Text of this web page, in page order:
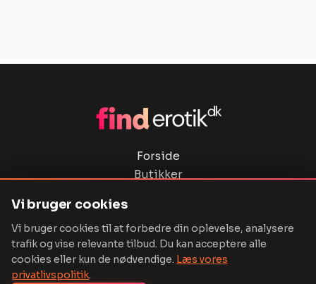
Forside
Butikker
Kontakt
Vi bruger cookies
Vi bruger cookies til at forbedre din oplevelse, analysere
trafik og vise relevante tilbud. Du kan acceptere alle
cookies eller kun de nødvendige. Læs vores
privatlivspolitik.